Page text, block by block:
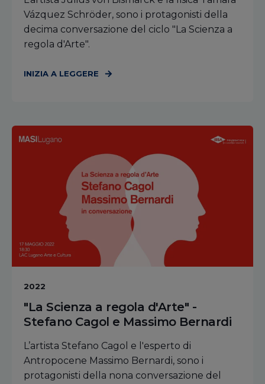
Vázquez Schröder, sono i protagonisti della
decima conversazione del ciclo "La Scienza a
regola d'Arte".
INIZIA A LEGGERE
2022
"La Scienza a regola d'Arte" -
Stefano Cagol e Massimo Bernardi
L’artista Stefano Cagol e l'esperto di
Antropocene Massimo Bernardi, sono i
protagonisti della nona conversazione del